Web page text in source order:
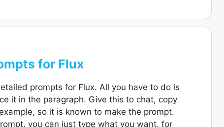
for Flux
prompts for Flux. All you have to do is
it in the paragraph. Give this to chat, copy
so it is known to make the prompt.
you can just type what you want, for